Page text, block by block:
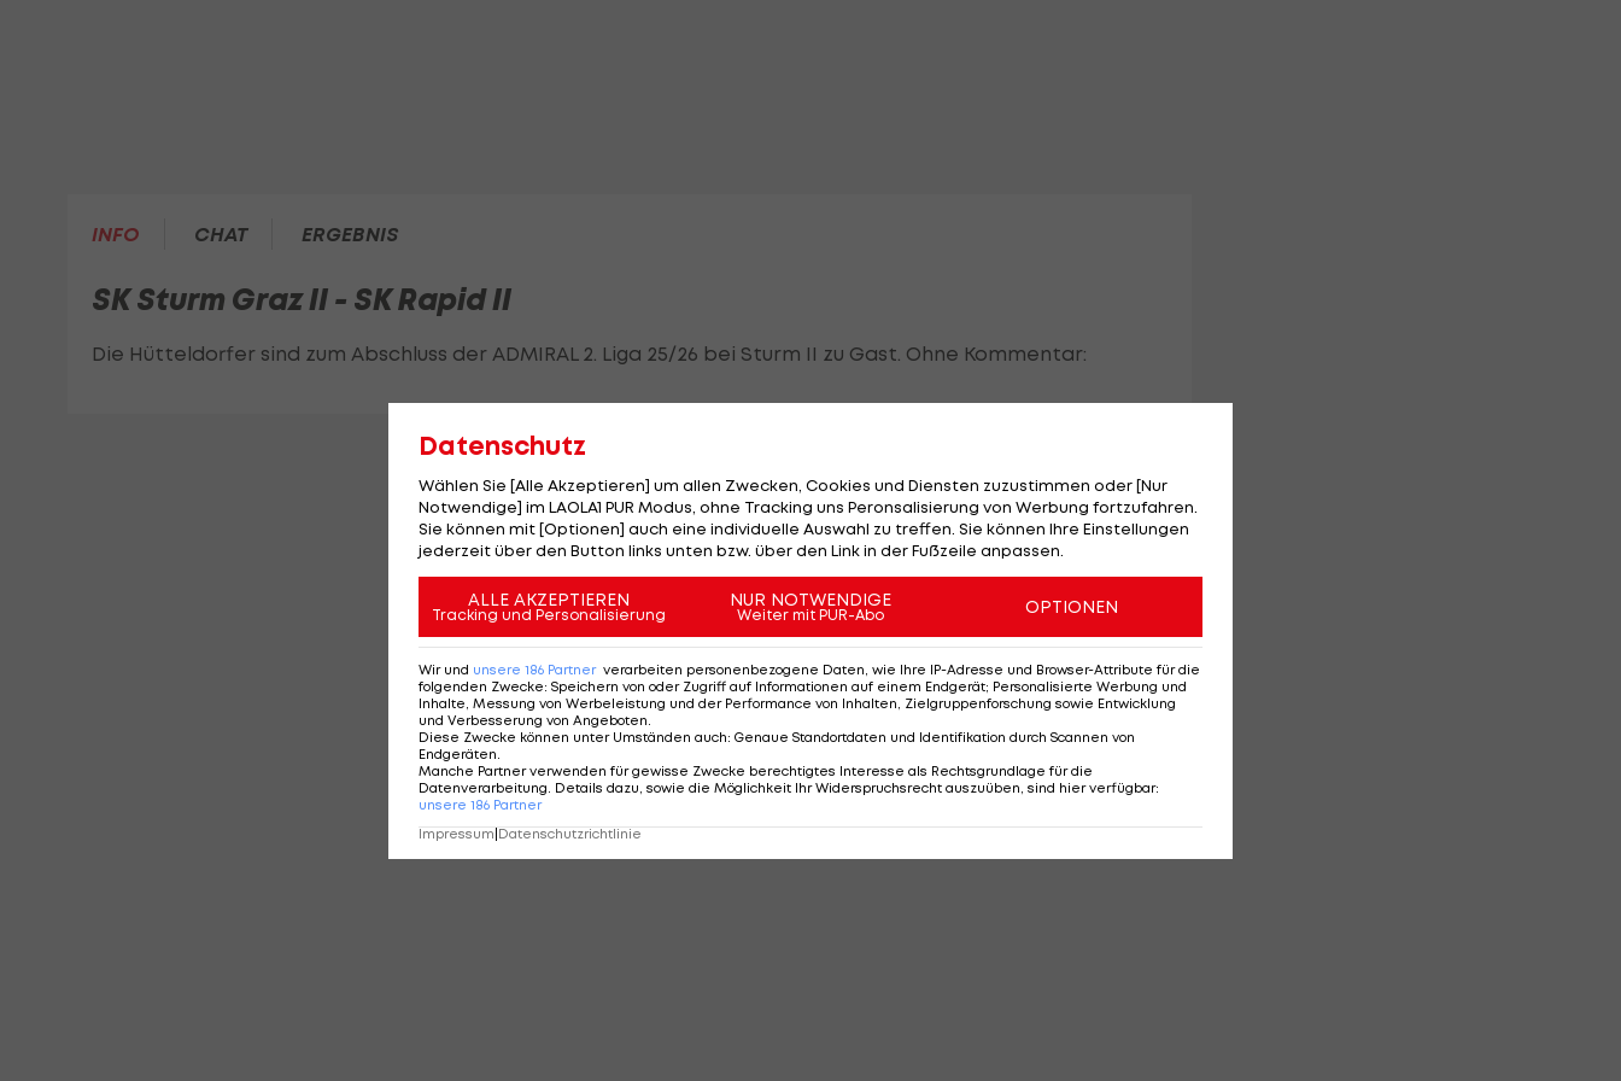
INFO CHAT ERGEBNIS
SK Sturm Graz II - SK Rapid II
Die Hütteldorfer sind zum Abschluss der ADMIRAL 2. Liga 25/26 bei Sturm II zu Gast. Ohne Kommentar:
Datenschutz
Wählen Sie [Alle Akzeptieren] um allen Zwecken, Cookies und Diensten zuzustimmen oder [Nur
Notwendige] im LAOLA1 PUR Modus, ohne Tracking uns Peronsalisierung von Werbung fortzufahren.
Sie können mit [Optionen] auch eine individuelle Auswahl zu treffen. Sie können Ihre Einstellungen
jederzeit über den Button links unten bzw. über den Link in der Fußzeile anpassen.
ALLE AKZEPTIEREN
Tracking und Personalisierung
NUR NOTWENDIGE
Weiter mit PUR-Abo OPTIONEN
Wir und unsere 186 Partner verarbeiten personenbezogene Daten, wie Ihre IP-Adresse und Browser-Attribute für die
folgenden Zwecke: Speichern von oder Zugriff auf Informationen auf einem Endgerät; Personalisierte Werbung und
Inhalte, Messung von Werbeleistung und der Performance von Inhalten, Zielgruppenforschung sowie Entwicklung
und Verbesserung von Angeboten
Diese Zwecke können unter Umständen auch: Genaue Standortdaten und Identifikation durch Scannen von
Endgeräten
Manche Partner verwenden für gewisse Zwecke berechtigtes Interesse als Rechtsgrundlage für die
Datenverarbeitung. Details dazu, sowie die Möglichkeit Ihr Widerspruchsrecht auszuüben, sind hier verfügbar:
unsere 186 Partner
Impressum|Datenschutzrichtlinie